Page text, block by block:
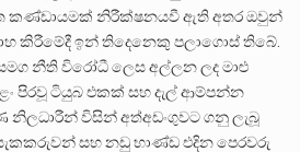
කණ්ඩායමක් නිරීක්ෂනයවී ඇති අතර ඔවුන්
කිරීමේදී ඉන් තිදෙනෙකු පලාගොස් තිබේ.
නීති විරෝධී ලෙස අල්ලන ලද මාළු
පිරවූ ටියුබ එකක් සහ දැල් ආම්පන්න
විසින් අත්අඩංගුවට ගනු ලැබූ
සහ නඩු භාණ්ඩ එදින පෙරවරු